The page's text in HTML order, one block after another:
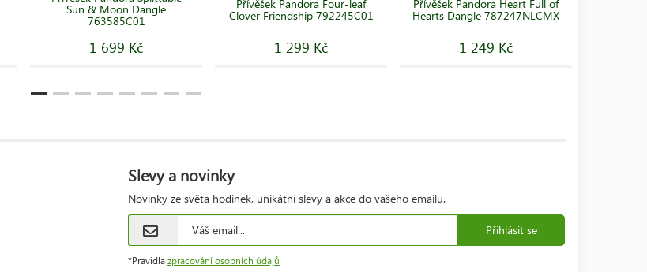
Sun & Moon Dangle
763585C01
1 699 Kč
Přívěšek Pandora Four-leaf
Clover Friendship 792245C01
1 299 Kč
Přívěšek Pandora Heart Full of
Hearts Dangle 787247NLCMX
1 249 Kč
Slevy a novinky
Novinky ze světa hodinek, unikátní slevy a akce do vašeho emailu.
Přihlásit se
*Pravidla zpracování osobních údajů